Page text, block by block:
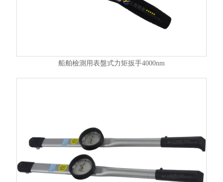
船舶檢測用表盤式力矩扳手4000nm